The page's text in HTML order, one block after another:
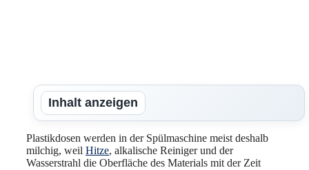
Inhalt anzeigen
Plastikdosen werden in der Spülmaschine meist deshalb
milchig, weil Hitze, alkalische Reiniger und der
Wasserstrahl die Oberfläche des Materials mit der Zeit